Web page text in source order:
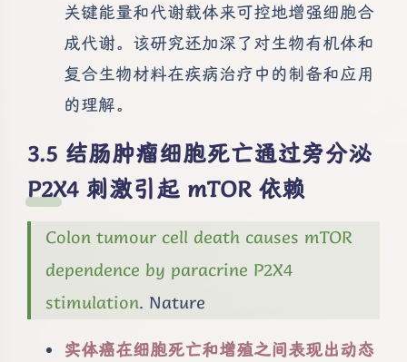
关键能量和代谢载体来可控地增强细胞合
成代谢。该研究还加深了对生物有机体和
复合生物材料在疾病治疗中的制备和应用
的理解。
结肠肿瘤细胞死亡通过旁分泌
P2X4 刺激引起 mTOR 依赖
Colon tumour cell death causes mTOR
dependence by paracrine P2X4
stimulation. Nature
实体癌在细胞死亡和增殖之间表现出动态